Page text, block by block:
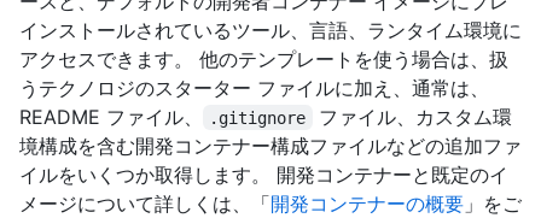
インストールされているツール、言語、ランタイム環境に
アクセスできます。 他のテンプレートを使う場合は、扱
うテクノロジのスターター ファイルに加え、通常は、
README ファイル、
.gitignore
ファイル、カスタム環
境構成を含む開発コンテナー構成ファイルなどの追加ファ
イルをいくつか取得します。 開発コンテナーと既定のイ
メージについて詳しくは、「開発コンテナーの概要 」をご